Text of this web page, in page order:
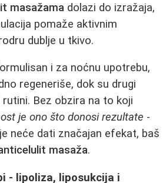
masažama dolazi do izražaja,
pomaže aktivnim
dublje u tkivo.
i za noćnu upotrebu,
regeneriše, dok su drugi
Bez obzira na to koji
je ono što donosi rezultate -
neće dati značajan efekat, baš
masaža.
- lipoliza, liposukcija i